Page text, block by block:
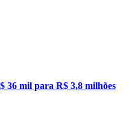
36 mil para R$ 3,8 milhões